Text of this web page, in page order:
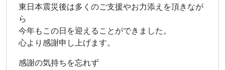
東日本震災後は多くのご支援やお力添えを頂きなが
ら
今年もこの日を迎えることができました。
心より感謝申し上げます。
感謝の気持ちを忘れず